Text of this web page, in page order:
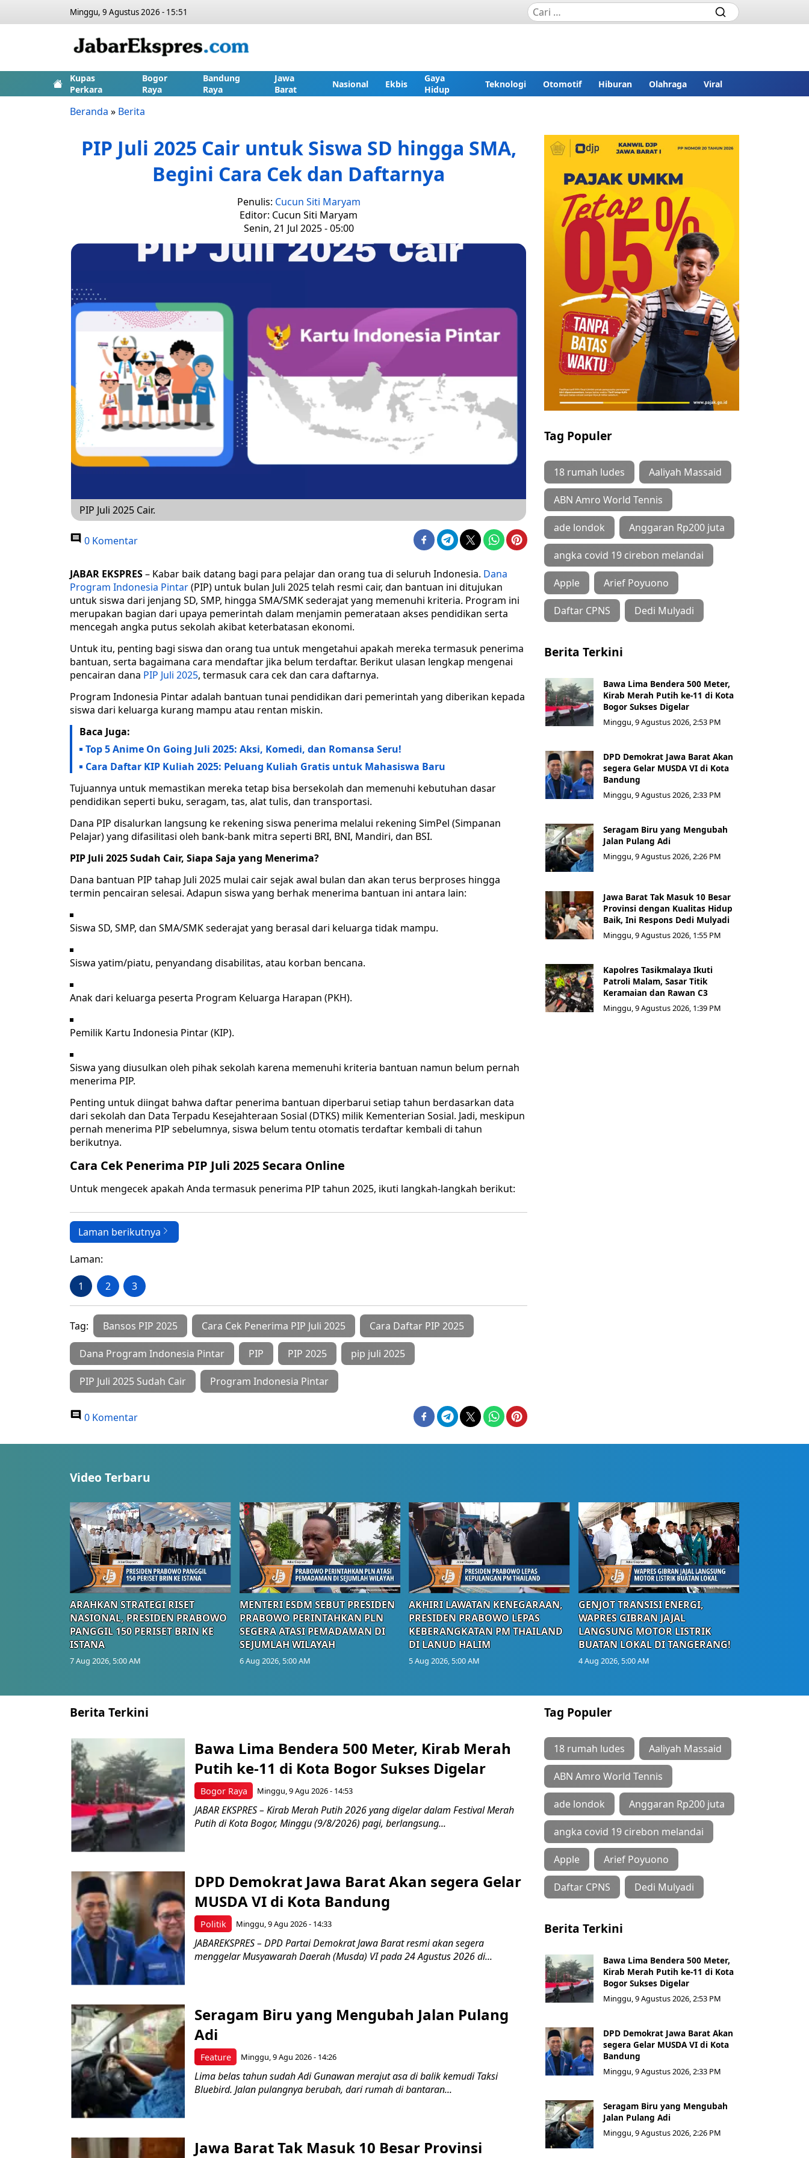
Minggu, 9 Agustus 2026 - 15:51
Kupas
Perkara
Bogor
Raya
Bandung
Raya
Jawa
Barat
Nasional Ekbis
Gaya
Hidup
Teknologi Otomotif Hiburan Olahraga Viral
Beranda » Berita
PIP Juli 2025 Cair untuk Siswa SD hingga SMA,
Begini Cara Cek dan Daftarnya
Penulis: Cucun Siti Maryam
Editor: Cucun Siti Maryam
Senin, 21 Jul 2025 - 05:00
PIP Juli 2025 Cair.
0 Komentar
JABAR EKSPRES– Kabar baik datang bagi para pelajar dan orang tua di seluruh Indonesia. Dana
Program Indonesia Pintar(PIP) untuk bulan Juli 2025 telah resmi cair, dan bantuan ini ditujukan
untuk siswa dari jenjang SD, SMP, hingga SMA/SMK sederajat yang memenuhi kriteria. Program ini
merupakan bagian dari upaya pemerintah dalam menjamin pemerataan akses pendidikan serta
mencegah angka putus sekolah akibat keterbatasan ekonomi.
Untuk itu, penting bagi siswa dan orang tua untuk mengetahui apakah mereka termasuk penerima
bantuan, serta bagaimana cara mendaftar jika belum terdaftar. Berikut ulasan lengkap mengenai
pencairan dana PIP Juli 2025, termasuk cara cek dan cara daftarnya.
Program Indonesia Pintar adalah bantuan tunai pendidikan dari pemerintah yang diberikan kepada
siswa dari keluarga kurang mampu atau rentan miskin.
Baca Juga:
Top 5 Anime On Going Juli 2025: Aksi, Komedi, dan Romansa Seru!
Cara Daftar KIP Kuliah 2025: Peluang Kuliah Gratis untuk Mahasiswa Baru
Tujuannya untuk memastikan mereka tetap bisa bersekolah dan memenuhi kebutuhan dasar
pendidikan seperti buku, seragam, tas, alat tulis, dan transportasi.
Dana PIP disalurkan langsung ke rekening siswa penerima melalui rekening SimPel (Simpanan
Pelajar) yang difasilitasi oleh bank-bank mitra seperti BRI, BNI, Mandiri, dan BSI.
PIP Juli 2025 Sudah Cair, Siapa Saja yang Menerima?
Dana bantuan PIP tahap Juli 2025 mulai cair sejak awal bulan dan akan terus berproses hingga
termin pencairan selesai. Adapun siswa yang berhak menerima bantuan ini antara lain:
Siswa SD, SMP, dan SMA/SMK sederajat yang berasal dari keluarga tidak mampu.
Siswa yatim/piatu, penyandang disabilitas, atau korban bencana.
Anak dari keluarga peserta Program Keluarga Harapan (PKH).
Pemilik Kartu Indonesia Pintar (KIP).
Siswa yang diusulkan oleh pihak sekolah karena memenuhi kriteria bantuan namun belum pernah
menerima PIP.
Penting untuk diingat bahwa daftar penerima bantuan diperbarui setiap tahun berdasarkan data
dari sekolah dan Data Terpadu Kesejahteraan Sosial (DTKS) milik Kementerian Sosial. Jadi, meskipun
pernah menerima PIP sebelumnya, siswa belum tentu otomatis terdaftar kembali di tahun
berikutnya.
Cara Cek Penerima PIP Juli 2025 Secara Online
Untuk mengecek apakah Anda termasuk penerima PIP tahun 2025, ikuti langkah-langkah berikut:
Laman berikutnya
Laman:
1 2 3
Tag: Bansos PIP 2025 Cara Cek Penerima PIP Juli 2025 Cara Daftar PIP 2025
Dana Program Indonesia Pintar PIP PIP 2025 pip juli 2025
PIP Juli 2025 Sudah Cair Program Indonesia Pintar
0 Komentar
Tag Populer
18 rumah ludes Aaliyah Massaid
ABN Amro World Tennis
ade londok Anggaran Rp200 juta
angka covid 19 cirebon melandai
Apple Arief Poyuono
Daftar CPNS Dedi Mulyadi
Berita Terkini
Bawa Lima Bendera 500 Meter,
Kirab Merah Putih ke-11 di Kota
Bogor Sukses Digelar
Minggu, 9 Agustus 2026, 2:53 PM
DPD Demokrat Jawa Barat Akan
segera Gelar MUSDA VI di Kota
Bandung
Minggu, 9 Agustus 2026, 2:33 PM
Seragam Biru yang Mengubah
Jalan Pulang Adi
Minggu, 9 Agustus 2026, 2:26 PM
Jawa Barat Tak Masuk 10 Besar
Provinsi dengan Kualitas Hidup
Baik, Ini Respons Dedi Mulyadi
Minggu, 9 Agustus 2026, 1:55 PM
Kapolres Tasikmalaya Ikuti
Patroli Malam, Sasar Titik
Keramaian dan Rawan C3
Minggu, 9 Agustus 2026, 1:39 PM
Video Terbaru
ARAHKAN STRATEGI RISET
NASIONAL, PRESIDEN PRABOWO
PANGGIL 150 PERISET BRIN KE
ISTANA
7 Aug 2026, 5:00 AM
MENTERI ESDM SEBUT PRESIDEN
PRABOWO PERINTAHKAN PLN
SEGERA ATASI PEMADAMAN DI
SEJUMLAH WILAYAH
6 Aug 2026, 5:00 AM
AKHIRI LAWATAN KENEGARAAN,
PRESIDEN PRABOWO LEPAS
KEBERANGKATAN PM THAILAND
DI LANUD HALIM
5 Aug 2026, 5:00 AM
GENJOT TRANSISI ENERGI,
WAPRES GIBRAN JAJAL
LANGSUNG MOTOR LISTRIK
BUATAN LOKAL DI TANGERANG!
4 Aug 2026, 5:00 AM
Berita Terkini
Bogor Raya
Bawa Lima Bendera 500 Meter, Kirab Merah
Putih ke-11 di Kota Bogor Sukses Digelar
Minggu, 9 Agu 2026 - 14:53
JABAR EKSPRES – Kirab Merah Putih 2026 yang digelar dalam Festival Merah
Putih di Kota Bogor, Minggu (9/8/2026) pagi, berlangsung...
Politik
DPD Demokrat Jawa Barat Akan segera Gelar
MUSDA VI di Kota Bandung
Minggu, 9 Agu 2026 - 14:33
JABAREKSPRES – DPD Partai Demokrat Jawa Barat resmi akan segera
menggelar Musyawarah Daerah (Musda) VI pada 24 Agustus 2026 di...
Feature
Seragam Biru yang Mengubah Jalan Pulang
Adi
Minggu, 9 Agu 2026 - 14:26
Lima belas tahun sudah Adi Gunawan merajut asa di balik kemudi Taksi
Bluebird. Jalan pulangnya berubah, dari rumah di bantaran...
Jawa Barat Tak Masuk 10 Besar Provinsi
Tag Populer
18 rumah ludes Aaliyah Massaid
ABN Amro World Tennis
ade londok Anggaran Rp200 juta
angka covid 19 cirebon melandai
Apple Arief Poyuono
Daftar CPNS Dedi Mulyadi
Berita Terkini
Bawa Lima Bendera 500 Meter,
Kirab Merah Putih ke-11 di Kota
Bogor Sukses Digelar
Minggu, 9 Agustus 2026, 2:53 PM
DPD Demokrat Jawa Barat Akan
segera Gelar MUSDA VI di Kota
Bandung
Minggu, 9 Agustus 2026, 2:33 PM
Seragam Biru yang Mengubah
Jalan Pulang Adi
Minggu, 9 Agustus 2026, 2:26 PM